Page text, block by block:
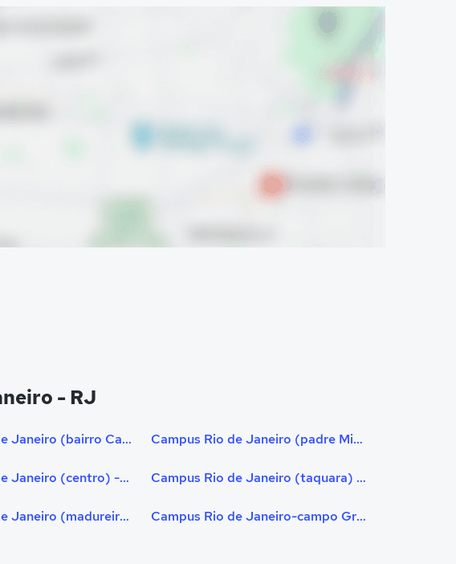
- RJ
Campus Rio de Janeiro (bairro Campo Grande) - Rj
Campus Rio de Janeiro (centro) - Rj
Campus Rio de Janeiro (madureira) - Rj
Campus Rio de Janeiro (padre Miguel) - Rj
Campus Rio de Janeiro (taquara) - Rj
Campus Rio de Janeiro-campo Grande (vila Jardim) - Rj